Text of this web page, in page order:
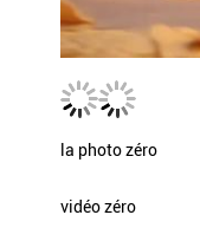
la photo zéro
vidéo zéro